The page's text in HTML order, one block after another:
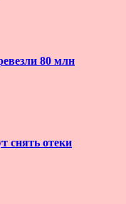
80 млн
снять отеки